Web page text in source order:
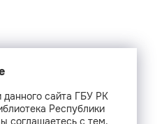
сайта ГБУ РК
Республики
соглашаетесь с тем,